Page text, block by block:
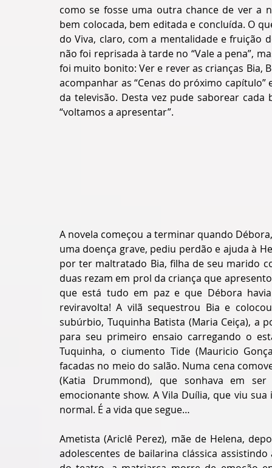
como se fosse uma outra chance de ver a
bem colocada, bem editada e concluída. O
do Viva, claro, com a mentalidade e fruição
não foi reprisada à tarde no “Vale a pena”,
foi muito bonito: Ver e rever as crianças Bia,
acompanhar as “Cenas do próximo
da televisão. Desta vez pude saborear
“voltamos a apresentar”.
A novela começou a terminar quando
uma doença grave, pediu perdão e ajuda à
por ter maltratado Bia, filha de seu marido
duas rezam em prol da criança que
que está tudo em paz e que Débora
reviravolta! A vilã sequestrou Bia e
subúrbio, Tuquinha Batista (Maria Ceiça), a
para seu primeiro ensaio carregando o
Tuquinha, o ciumento Tide (Mauricio
facadas no meio do salão. Numa cena
(Katia Drummond), que sonhava em
emocionante show. A Vila Duília, que viu
normal. É a vida que segue…
Ametista (Ariclê Perez), mãe de Helena,
adolescentes de bailarina clássica